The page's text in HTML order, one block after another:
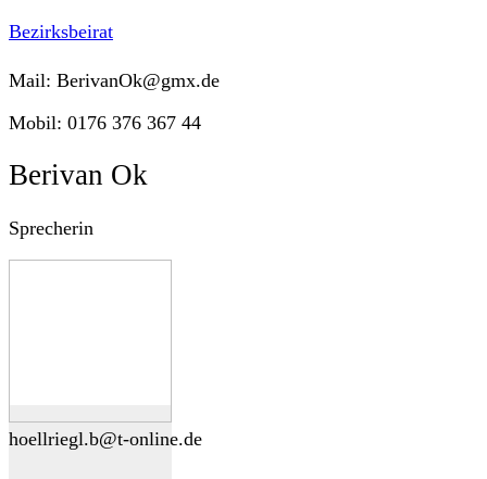
Bezirksbeirat
Mail: BerivanOk@gmx.de
Mobil: 0176 376 367 44
Berivan Ok
Sprecherin
hoellriegl.b@t-online.de